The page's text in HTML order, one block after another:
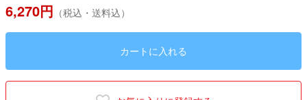
6,270円 （税込・送料込）
カートに入れる